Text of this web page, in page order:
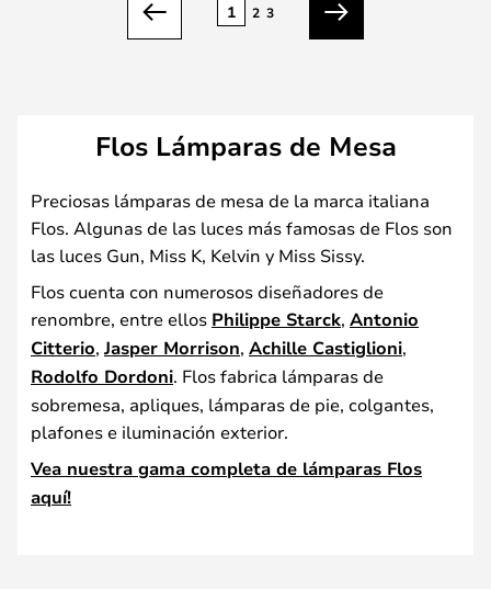
Anterior
1 2 3
Siguiente
Flos Lámparas de Mesa
Preciosas lámparas de mesa de la marca italiana
Flos. Algunas de las luces más famosas de Flos son
las luces Gun, Miss K, Kelvin y Miss Sissy.
Flos cuenta con numerosos diseñadores de
renombre, entre ellos Philippe Starck, Antonio
Citterio, Jasper Morrison, Achille Castiglioni,
Rodolfo Dordoni. Flos fabrica lámparas de
sobremesa, apliques, lámparas de pie, colgantes,
plafones e iluminación exterior.
Vea nuestra gama completa de lámparas Flos
aquí!